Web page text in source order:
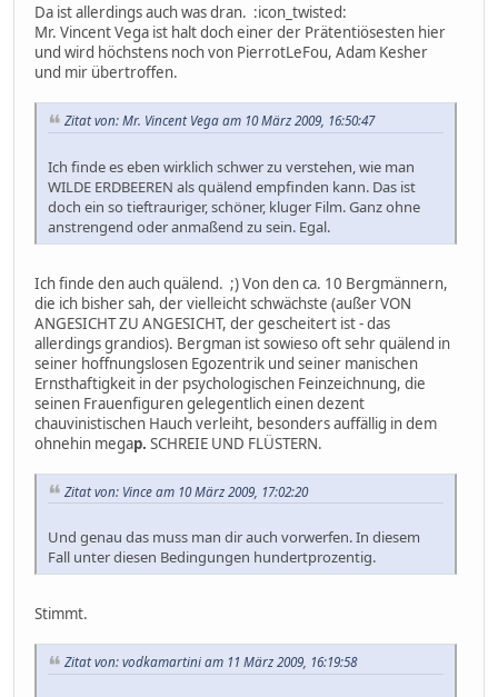
Da ist allerdings auch was dran. :icon_twisted:
Mr. Vincent Vega ist halt doch einer der Prätentiösesten hier
und wird höchstens noch von PierrotLeFou, Adam Kesher
und mir übertroffen.
Zitat von: Mr. Vincent Vega am 10 März 2009, 16:50:47
Ich finde es eben wirklich schwer zu verstehen, wie man
WILDE ERDBEEREN als quälend empfinden kann. Das ist
doch ein so tieftrauriger, schöner, kluger Film. Ganz ohne
anstrengend oder anmaßend zu sein. Egal.
Ich finde den auch quälend. ;) Von den ca. 10 Bergmännern,
die ich bisher sah, der vielleicht schwächste (außer VON
ANGESICHT ZU ANGESICHT, der gescheitert ist - das
allerdings grandios). Bergman ist sowieso oft sehr quälend in
seiner hoffnungslosen Egozentrik und seiner manischen
Ernsthaftigkeit in der psychologischen Feinzeichnung, die
seinen Frauenfiguren gelegentlich einen dezent
chauvinistischen Hauch verleiht, besonders auffällig in dem
ohnehin megap. SCHREIE UND FLÜSTERN.
Zitat von: Vince am 10 März 2009, 17:02:20
Und genau das muss man dir auch vorwerfen. In diesem
Fall unter diesen Bedingungen hundertprozentig.
Stimmt.
Zitat von: vodkamartini am 11 März 2009, 16:19:58